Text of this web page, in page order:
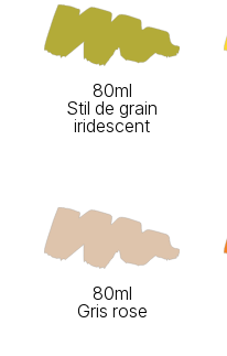
80ml
Stil de grain
iridescent
80ml
Gris rose